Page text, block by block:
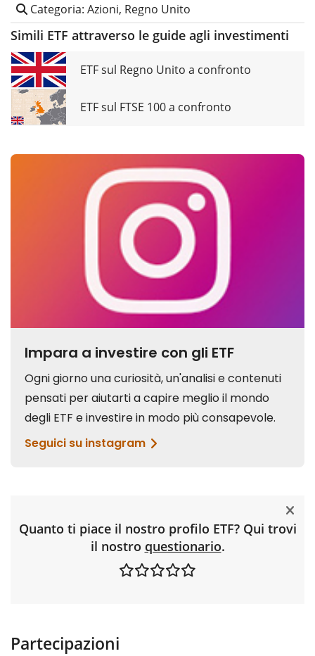
Categoria: Azioni, Regno Unito
Simili ETF attraverso le guide agli investimenti
ETF sul Regno Unito a confronto
ETF sul FTSE 100 a confronto
Quanto ti piace il nostro profilo ETF? Qui trovi
il nostro questionario.
Partecipazioni